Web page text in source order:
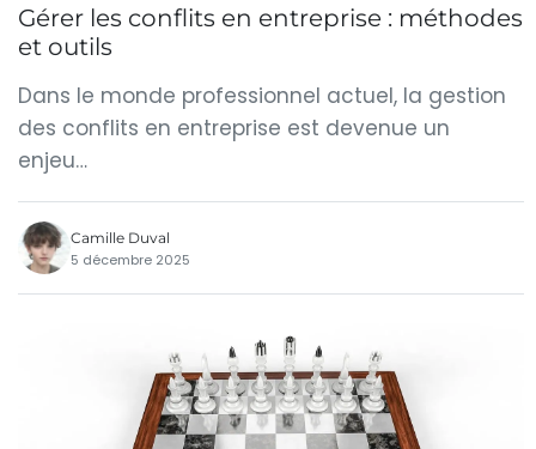
Gérer les conflits en entreprise : méthodes
et outils
Dans le monde professionnel actuel, la gestion
des conflits en entreprise est devenue un
enjeu…
Camille Duval
5 décembre 2025